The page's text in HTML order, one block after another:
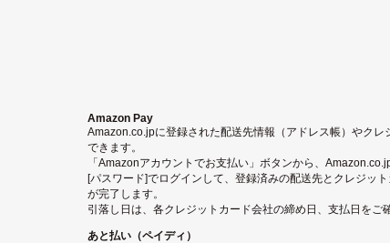
Amazon Pay
Amazon.co.jpに登録された配送先情報（アドレス帳）やクレ
できます。
「Amazonアカウントでお支払い」ボタンから、
[パスワード]でログインして、登録済みの配送先とクレジッ
が完了します。
引落し日は、各クレジットカード会社の締め日、支払日をご
あと払い（ペイディ）